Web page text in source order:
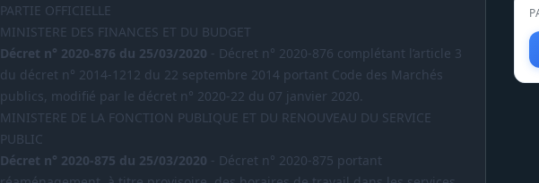
PARTIE OFFICIELLE
MINISTERE DES FINANCES ET DU BUDGET
Décret n° 2020-876 du 25/03/2020 - Décret n° 2020-876 complétant l’article 3
du décret n° 2014-1212 du 22 septembre 2014 portant Code des Marchés
publics, modifié par le décret n° 2020-22 du 07 janvier 2020.
MINISTERE DE LA FONCTION PUBLIQUE ET DU RENOUVEAU DU SERVICE
PUBLIC
Décret n° 2020-875 du 25/03/2020 - Décret n° 2020-875 portant